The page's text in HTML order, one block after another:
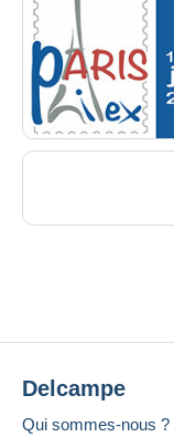
Delcampe
Qui sommes-nous ?